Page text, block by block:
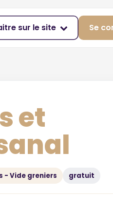
sur le site Se
et
- Vide greniers gratuit